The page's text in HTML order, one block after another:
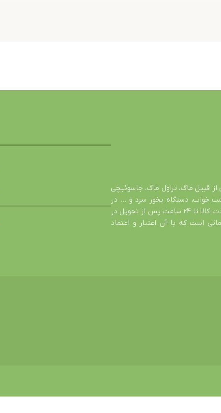
قبیل ماگ، تراول ماگ، جاسوئیچی
خواب، دستگاه بخور سرد و … در
خدمت شما عزیزان است. اصالت کالا، تضمین سالم رسیدن محصول، عودت کالا تا 24 ساعت پس از تحویل در
است که با آن اعتبار و اعتماد